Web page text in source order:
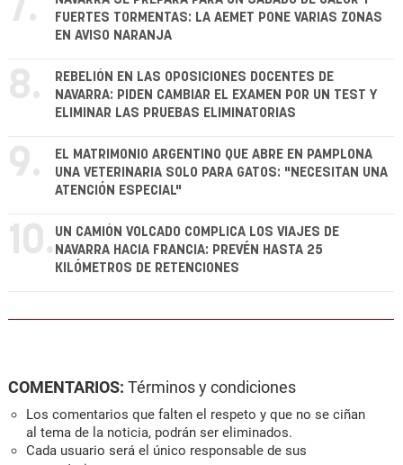
7.
FUERTES TORMENTAS: LA AEMET PONE VARIAS ZONAS
EN AVISO NARANJA
8.
REBELIÓN EN LAS OPOSICIONES DOCENTES DE
NAVARRA: PIDEN CAMBIAR EL EXAMEN POR UN TEST Y
ELIMINAR LAS PRUEBAS ELIMINATORIAS
9.
EL MATRIMONIO ARGENTINO QUE ABRE EN PAMPLONA
UNA VETERINARIA SOLO PARA GATOS: "NECESITAN UNA
ATENCIÓN ESPECIAL"
10. UN CAMIÓN VOLCADO COMPLICA LOS VIAJES DE
NAVARRA HACIA FRANCIA: PREVÉN HASTA 25
KILÓMETROS DE RETENCIONES
COMENTARIOS: Términos y condiciones
Los comentarios que falten el respeto y que no se ciñan
al tema de la noticia, podrán ser eliminados.
Cada usuario será el único responsable de sus